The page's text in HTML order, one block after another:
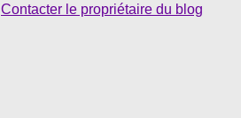
Contacter le propriétaire du blog